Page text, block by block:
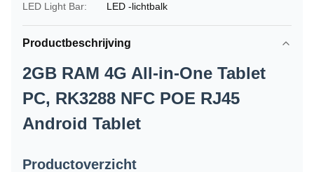
LED Light Bar:
LED -lichtbalk
Productbeschrijving
2GB RAM 4G All-in-One Tablet
PC, RK3288 NFC POE RJ45
Android Tablet
Productoverzicht